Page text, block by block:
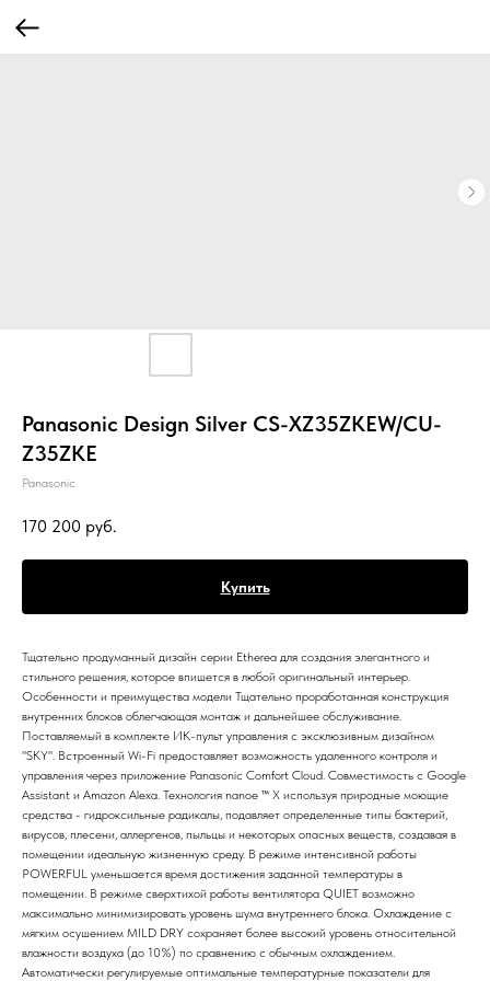
Panasonic Design Silver CS-XZ35ZKEW/CU-
Z35ZKE
Panasonic
170 200 руб.
Купить
Тщательно продуманный дизайн серии Etherea для создания элегантного и
стильного решения, которое впишется в любой оригинальный интерьер.
Особенности и преимущества модели Тщательно проработанная конструкция
внутренних блоков облегчающая монтаж и дальнейшее обслуживание.
Поставляемый в комплекте ИК-пульт управления с эксклюзивным дизайном
"SKY". Встроенный Wi-Fi предоставляет возможность удаленного контроля и
управления через приложение Panasonic Comfort Cloud. Совместимость с Google
Assistant и Amazon Alexa. Технология nanoe ™ X используя природные моющие
средства - гидроксильные радикалы, подавляет определенные типы бактерий,
вирусов, плесени, аллергенов, пыльцы и некоторых опасных веществ, создавая в
помещении идеальную жизненную среду. В режиме интенсивной работы
POWERFUL уменьшается время достижения заданной температуры в
помещении. В режиме сверхтихой работы вентилятора QUIET возможно
максимально минимизировать уровень шума внутреннего блока. Охлаждение с
мягким осушением MILD DRY сохраняет более высокий уровень относительной
влажности воздуха (до 10%) по сравнению с обычным охлаждением.
Автоматически регулируемые оптимальные температурные показатели для